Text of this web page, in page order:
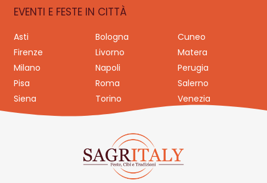
EVENTI E FESTE IN CITTÀ
Asti Bologna
Cuneo
Firenze
Livorno
Matera
Milano
Napoli
Perugia
Pisa
Roma
Salerno
Siena
Torino Venezia